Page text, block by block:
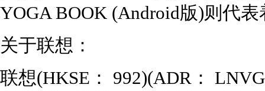
YOGA BOOK (Android版)则代
关于联想：
联想(HKSE： 992)(ADR：